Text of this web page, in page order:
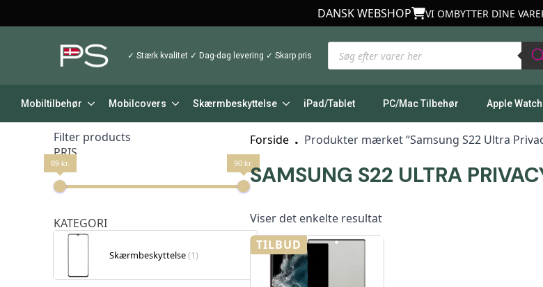
DANSK WEBSHOP VI OMBYTTER DINE
✓ Stærk kvalitet ✓ Dag-dag levering ✓ Skarp pris
Products
search
Mobiltilbehør Mobilcovers Skærmbeskyttelse iPad/Tablet PC/Mac Tilbehør Apple Watch
Filter products
PRIS
89 kr. 90 kr.
KATEGORI
Skærmbeskyttelse(1)
Forside Produkter mærket “Samsung S22 Ultra
SAMSUNG S22 ULTRA
Viser det enkelte resultat
TILBUD